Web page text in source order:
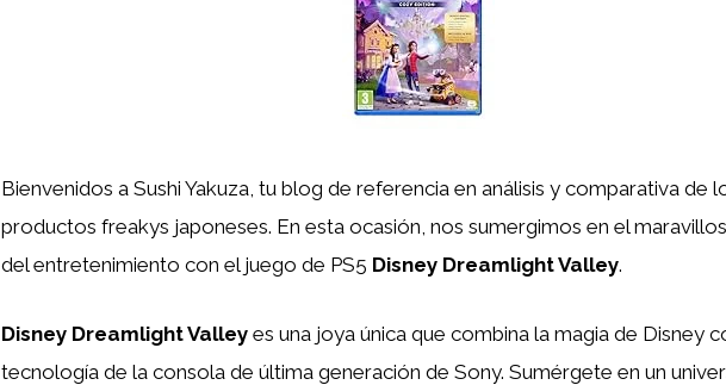
Bienvenidos a Sushi Yakuza, tu blog de referencia en análisis y comparativa de
productos freakys japoneses. En esta ocasión, nos sumergimos en el
del entretenimiento con el juego de PS5 Disney Dreamlight Valley.
Disney Dreamlight Valley es una joya única que combina la magia de Disney
tecnología de la consola de última generación de Sony. Sumérgete en un